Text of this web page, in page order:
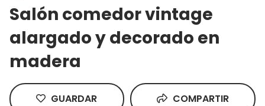
Salón comedor vintage
alargado y decorado en
madera
GUARDAR COMPARTIR